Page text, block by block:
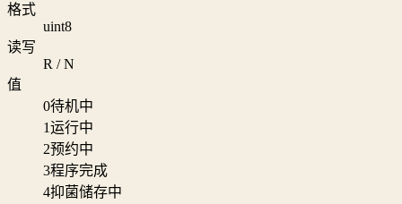
格式
uint8
读写
R / N
值
0待机中
1运行中
2预约中
3程序完成
4抑菌储存中